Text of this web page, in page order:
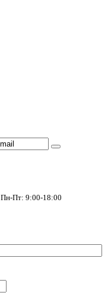
Пн-Пт: 9:00-18:00